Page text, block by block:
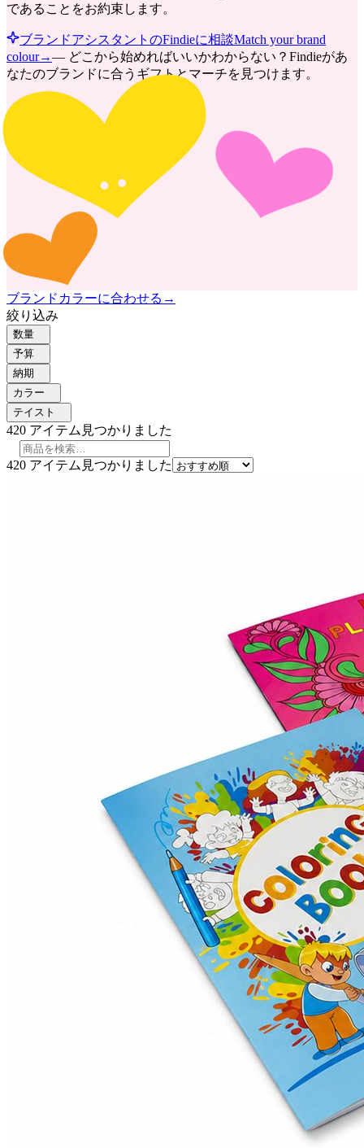
であることをお約束します。
ブランドアシスタントのFindieに相談Match your brand
colour→— どこから始めればいいかわからない？Findieがあ
なたのブランドに合うギフトとマーチを見つけます。
ブランドカラーに合わせる →
絞り込み
数量
予算
納期
カラー
テイスト
420 アイテム見つかりました
420 アイテム見つかりました